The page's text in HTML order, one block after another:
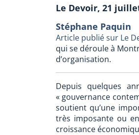
Le Devoir, 21
Stéphane Paquin
Article publié sur Le
qui se déroule à
d’organisation.
Depuis quelques
« gouvernance
soutient qu’une
très imposante ou
croissance